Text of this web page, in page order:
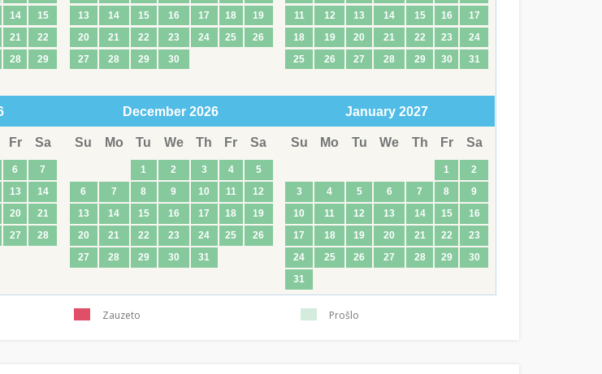
14
15
21
22
28
29
13
14 15 16 17 18
19
20
21 22 23 24 25
26
27
28 29 30
11
12 13 14 15 16
17
18
19 20 21 22 23
24
25
26 27 28 29 30 31
Fr Sa
6
7
13
14
20
21
27
28
December 2026
Su Mo Tu We Th Fr Sa
1 2 3 4
5
6
7 8 9 10 11
12
13
14 15 16 17 18
19
20
21 22 23 24 25
26
27
28 29 30 31
January 2027
Su Mo Tu We Th Fr Sa
1
2
3
4 5 6 7 8
9
10
11 12 13 14 15
16
17
18 19 20 21 22
23
24
25 26 27 28 29
30
31
Zauzeto Prošlo